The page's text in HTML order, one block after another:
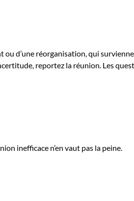
ou d’une réorganisation, qui
reportez la réunion. Les
inefficace n’en vaut pas la peine.